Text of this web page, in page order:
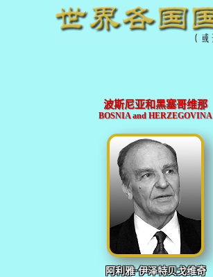
波斯尼亚和黑塞哥维那
BOSNIA and HERZEGOVINA
阿利雅·伊泽特贝戈维奇